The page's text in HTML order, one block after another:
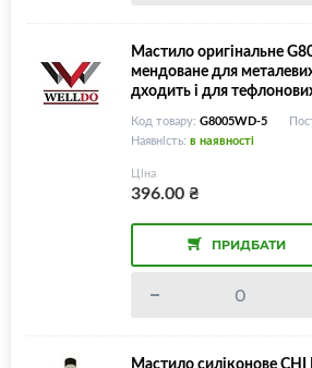
Мастило оригінальне
мендоване для
дходить і для
Код товару: G8005WD-5
Наявність: в наявності
Ціна
396.00₴
ПРИДБАТИ
Мастило силіконове CHI